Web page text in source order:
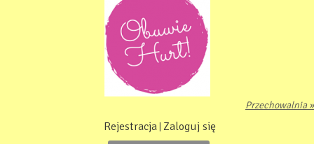
Przechowalnia »
Rejestracja Zaloguj się